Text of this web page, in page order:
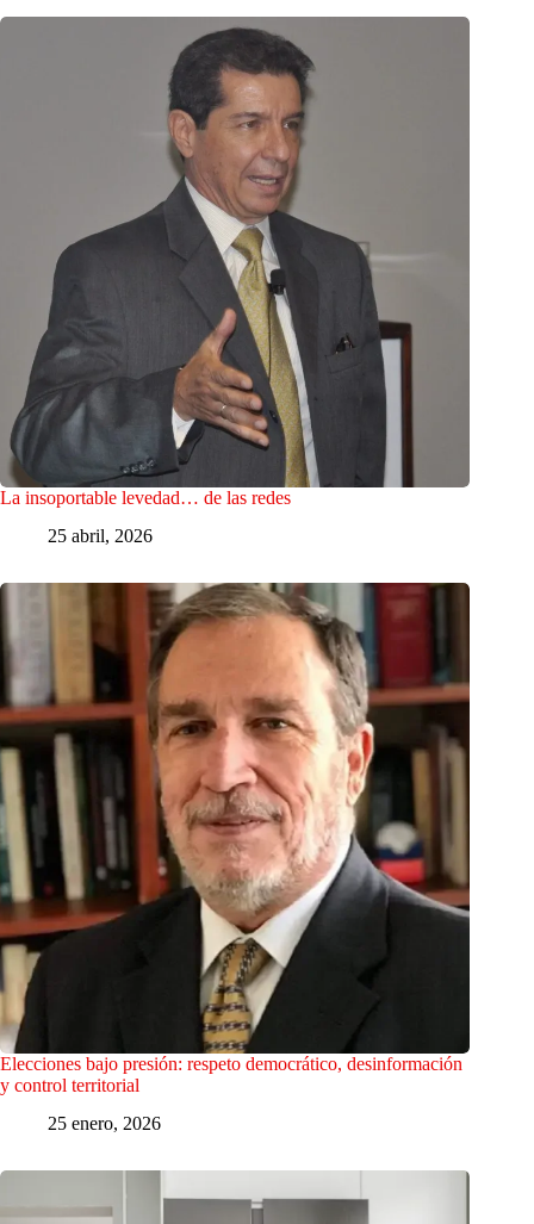
La insoportable levedad… de las redes
25 abril, 2026
Elecciones bajo presión: respeto democrático, desinformación
y control territorial
25 enero, 2026